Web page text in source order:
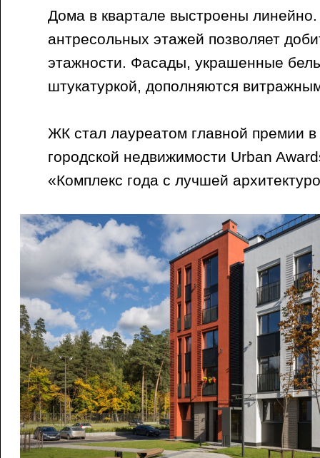
Дома в квартале выстроены
антресольных этажей позволяет
этажности. Фасады, украшенные
штукатуркой, дополняются
ЖК стал лауреатом главной премии
городской недвижимости Urban
«Комплекс года с лучшей